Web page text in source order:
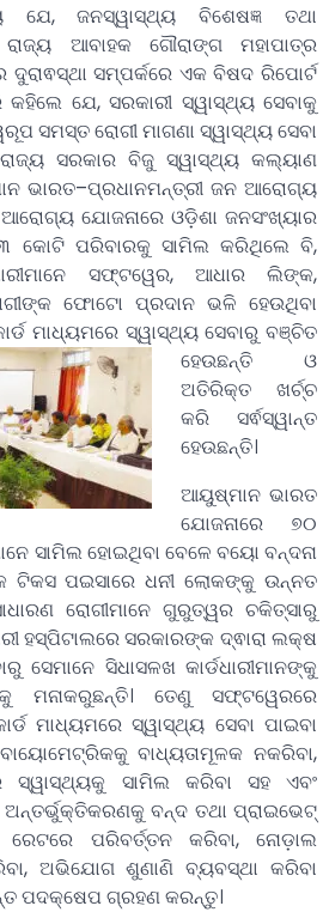
ଯେ, ଜନସ୍ୱାସ୍ଥ୍ୟ ବିଶେଷଜ୍ଞ ତଥା
ଆବାହକ ଗୌରାଙ୍ଗ ମହାପାତ୍ର
ସମ୍ପର୍କରେ ଏକ ବିଷଦ ରିପୋର୍ଟ
ଯେ, ସରକାରୀ ସ୍ୱାସ୍ଥ୍ୟ ସେବାକୁ
ସମସ୍ତ ରୋଗୀ ମାଗଣା ସ୍ୱାସ୍ଥ୍ୟ ସେବା
ରାଜ୍ୟ ସରକାର ବିଜୁ ସ୍ୱାସ୍ଥ୍ୟ କଲ୍ୟାଣ
ଭାରତ–ପ୍ରଧାନମନ୍ତ୍ରୀ ଜନ ଆରୋଗ୍ୟ
ଯୋଜନାରେ ଓଡ଼ିଶା ଜନସଂଖ୍ୟାର
କୋଟି ପରିବାରକୁ ସାମିଲ କରିଥିଲେ ବି,
ସଫ୍ଟୱେର, ଆଧାର ଲିଙ୍କ,
ଫୋଟୋ ପ୍ରଦାନ ଭଳି ହେଉଥିବା
ମାଧ୍ୟମରେ ସ୍ୱାସ୍ଥ୍ୟ ସେବାରୁ ବଞ୍ଚିତ
ହେଉଛନ୍ତି ଓ
ଅତିରିକ୍ତ ଖର୍ଚ୍ଚ
କରି ସର୍ଵସ୍ୱାନ୍ତ
ହେଉଛନ୍ତି।
ଆୟୁଷ୍ମାନ ଭାରତ
ଯୋଜନାରେ ୭୦
ସାମିଲ ହୋଇଥିବା ବେଳେ ବୟୋ ବନ୍ଦନା
ଟିକସ ପଇସାରେ ଧନୀ ଲୋକଙ୍କୁ ଉନ୍ନତ
ରୋଗୀମାନେ ଗୁରୁତ୍ୱର ଚକିତ୍ସାରୁ
ହସ୍ପିଟାଲରେ ସରକାରଙ୍କ ଦ୍ଵାରା ଲକ୍ଷ
ସିଧାସଳଖ କାର୍ଡଧାରୀମାନଙ୍କୁ
ମନାକରୁଛନ୍ତି। ତେଣୁ ସଫ୍ଟୱେରରେ
ମାଧ୍ୟମରେ ସ୍ୱାସ୍ଥ୍ୟ ସେବା ପାଇବା
ବାଧ୍ୟତାମୂଳକ ନକରିବା,
ସ୍ୱାସ୍ଥ୍ୟକୁ ସାମିଲ କରିବା ସହ ଏବଂ
ଅନ୍ତର୍ଭୁକ୍ତିକରଣକୁ ବନ୍ଦ ତଥା ପ୍ରାଇଭେଟ୍
ରେଟରେ ପରିବର୍ତ୍ତନ କରିବା, ନୋଡ଼ାଲ
ଅଭିଯୋଗ ଶୁଣାଣି ବ୍ୟବସ୍ଥା କରିବା
ପଦକ୍ଷେପ ଗ୍ରହଣ କରନ୍ତୁ।